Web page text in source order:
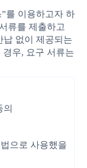
를 이용하고자 하
류를 제출하고
납 없이 제공되는
우, 요구 서류는
으로 사용했을